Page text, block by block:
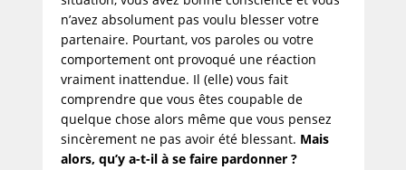
n’avez absolument pas voulu blesser votre
partenaire. Pourtant, vos paroles ou votre
comportement ont provoqué une réaction
vraiment inattendue. Il (elle) vous fait
comprendre que vous êtes coupable de
quelque chose alors même que vous pensez
sincèrement ne pas avoir été blessant. Mais
alors, qu’y a-t-il à se faire pardonner ?